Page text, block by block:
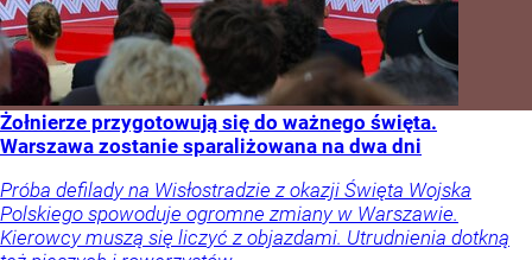
Żołnierze przygotowują się do ważnego święta.
Warszawa zostanie sparaliżowana na dwa dni
Próba defilady na Wisłostradzie z okazji Święta Wojska
Polskiego spowoduje ogromne zmiany w Warszawie.
Kierowcy muszą się liczyć z objazdami. Utrudnienia dotkną